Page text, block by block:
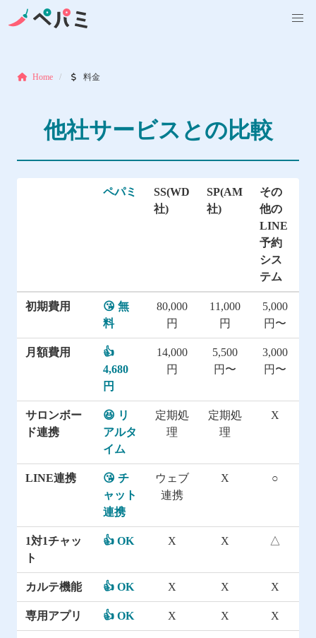
Home 料金
他社サービスとの比較
ペパミ
SS(WD
社)
SP(AM
社)
その
他の
LINE
予約
シス
テム
初期費用
😘 無
料
80,000
円
11,000
円
5,000
円〜
月額費用
👍
4,680
円
14,000
円
5,500
円〜
3,000
円〜
サロンボー
ド連携
😆 リ
アルタ
イム
定期処
理
定期処
理
X
LINE連携
😘 チ
ャット
連携
ウェブ
連携
X ○
1対1チャッ
ト
👍 OK X X △
カルテ機能 👍 OK X X X
専用アプリ 👍 OK X X X